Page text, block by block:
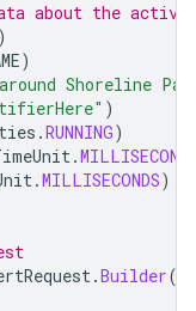
about the
)
Shoreline
)
.RUNNING)
.
.MILLISECONDS)
.Builder()